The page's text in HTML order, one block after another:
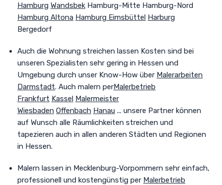
Hamburg Wandsbek Hamburg-Mitte Hamburg-Nord
Hamburg Altona Hamburg Eimsbüttel Harburg
Bergedorf
Auch die Wohnung streichen lassen Kosten sind bei
unseren Spezialisten sehr gering in Hessen und
Umgebung durch unser Know-How über Malerarbeiten
Darmstadt. Auch malern perMalerbetrieb
Frankfurt Kassel Malermeister
Wiesbaden Offenbach Hanau ... unsere Partner können
auf Wunsch alle Räumlichkeiten streichen und
tapezieren auch in allen anderen Städten und Regionen
in Hessen.
Malern lassen in Mecklenburg-Vorpommern sehr einfach,
professionell und kostengünstig per Malerbetrieb